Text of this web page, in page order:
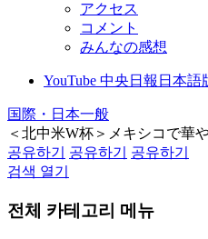
アクセス
コメント
みんなの感想
YouTube 中央日報日本語
国際・日本一般
＜北中米W杯＞メキシコで華
공유하기
공유하기
공유하기
검색 열기
전체 카테고리 메뉴